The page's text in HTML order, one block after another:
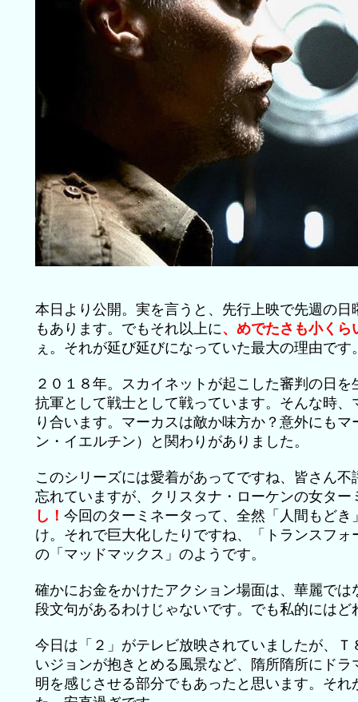
本日より公開。実を言うと、先行上映で先週の
もあります。でもそれ以上に、めでたさも小くら
ぇ。それが延び延びになっていた最大の理由です
２０１８年。スカイネットが起こした審判の日
抗軍として戦士として戦っています。そんな時
り合います。マーカスは敵か味方か？意外にも
ン・イエルチン）と関わりがありました。
このシリーズには愛着があってですね、皆さん
忘れていますが、クリスタナ・ローケンの女タ
し！ 今回のターミネータって、全然「人間もど
け。それで巨大化したりですね、「トランスフ
の「マッドマックス」のようです。
確かにお金をかけたアクション場面は、華麗で
段文句があるわけじゃないです。でも私的には
今日は「２」がテレビ放映されていましたが、
いジョンが抱きとめる風景など、隋所隋所にド
明を感じさせる部分でもあったと思います。そ